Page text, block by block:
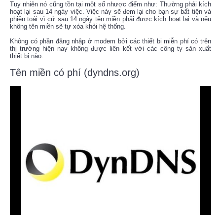
Tuy nhiên nó cũng tồn tại một số nhược điểm như: Thường phải kích
hoạt lại sau 14 ngày việc. Việc này sẽ đem lại cho bạn sự bất tiện và
phiền toái vì cứ sau 14 ngày tên miền phải được kích hoạt lại và nếu
không tên miền sẽ tự xóa khỏi hệ thống.
Không có phần đăng nhập ở modem bởi các thiết bị miễn phí có trên
thị trường hiện nay không được liên kết với các công ty sản xuất
thiết bị nào.
Tên miền có phí (dyndns.org)